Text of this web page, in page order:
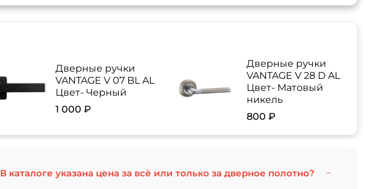
Дверные ручки
VANTAGE V 07 BL AL
Цвет- Черный
1 000 ₽
Дверные ручки
VANTAGE V 28 D AL
Цвет- Матовый
никель
800 ₽
В каталоге указана цена за всё или только за дверное полотно?